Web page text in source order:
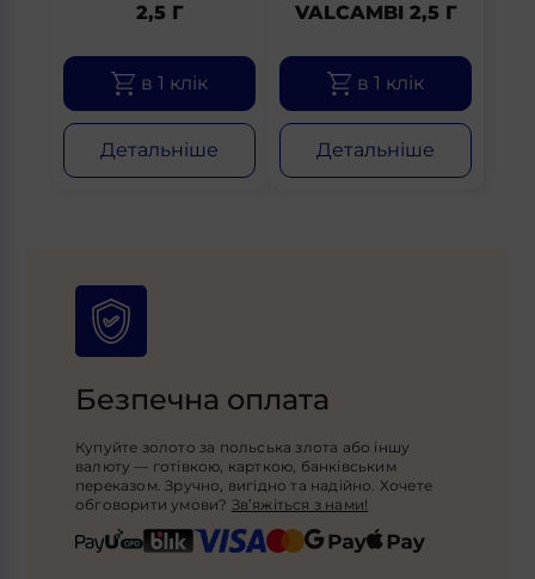
2,5 Г
в 1 клік
Детальніше
VALCAMBI 2,5 Г
в 1 клік
Детальніше
Безпечна оплата
Купуйте золото за польська злота або іншу
валюту — готівкою, карткою, банківським
переказом. Зручно, вигідно та надійно. Хочете
обговорити умови? Зв’яжіться з нами!